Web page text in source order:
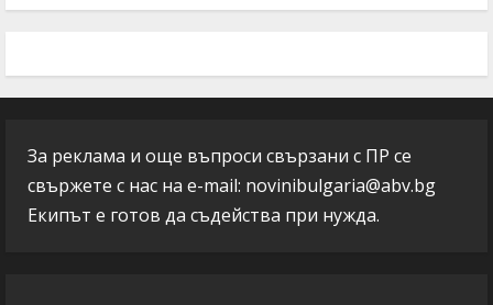
За реклама и още въпроси свързани с ПР се
свържете с нас на e-mail: novinibulgaria@abv.bg
Екипът е готов да съдейства при нужда.